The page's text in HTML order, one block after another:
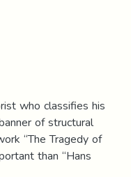
who classifies his
of structural
“The Tragedy of
than “Hans